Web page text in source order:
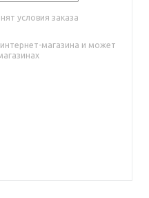
условия заказа
магазина и может